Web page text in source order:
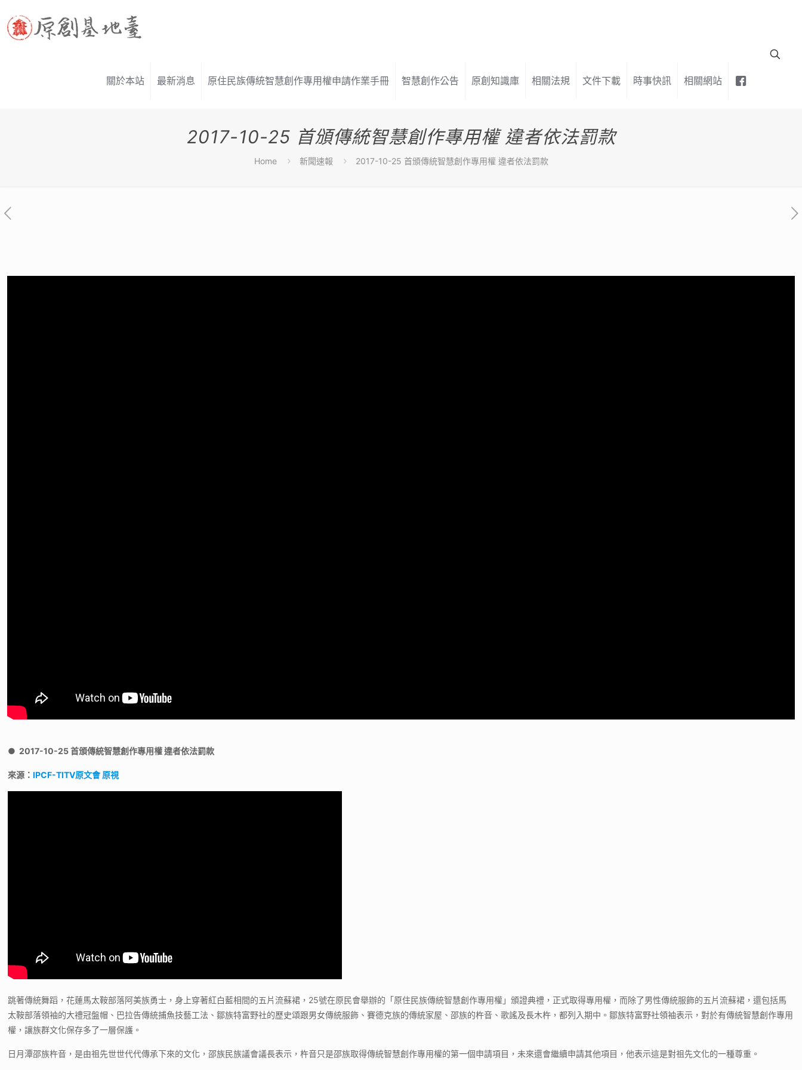
關於本站 最新消息 原住民族傳統智慧創作專用權申請作業手冊 智慧創作公告 原創知識庫 相關法規 文件下載 時事快訊 相關網站
2017-10-25 首頒傳統智慧創作專用權 違者依法罰款
Home 新聞速報 2017-10-25 首頒傳統智慧創作專用權 違者依法罰款
●2017-10-25 首頒傳統智慧創作專用權 違者依法罰款
來源：IPCF-TITV原文會 原視
跳著傳統舞蹈，花蓮馬太鞍部落阿美族勇士，身上穿著紅白藍相間的五片流蘇裙，25號在原民會舉辦的「原住民族傳統智慧創作專用權」頒證典禮，正式取得專用權，而除了男性傳統服飾的五片流蘇裙，還包括馬
太鞍部落領袖的大禮冠盤帽、巴拉告傳統捕魚技藝工法、鄒族特富野社的歷史頌跟男女傳統服飾、賽德克族的傳統家屋、邵族的杵音、歌謠及長木杵，都列入期中。鄒族特富野社領袖表示，對於有傳統智慧創作專用
權，讓族群文化保存多了一層保護。
日月潭邵族杵音，是由祖先世世代代傳承下來的文化，邵族民族議會議長表示，杵音只是邵族取得傳統智慧創作專用權的第一個申請項目，未來還會繼續申請其他項目，他表示這是對祖先文化的一種尊重。